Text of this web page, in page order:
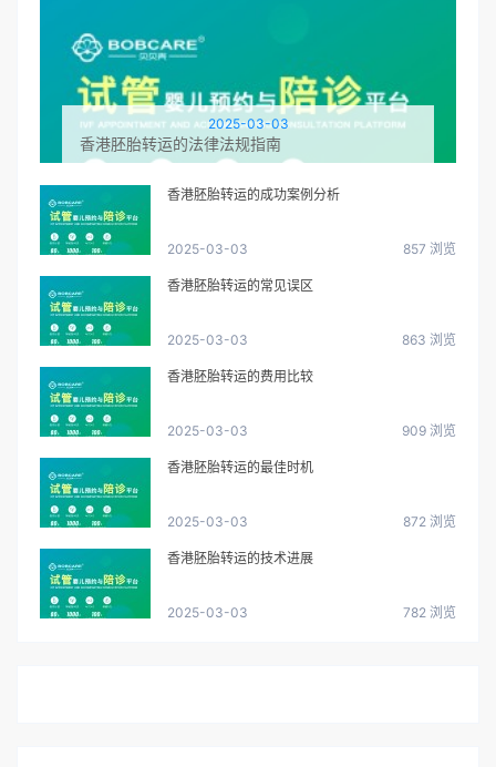
2025-03-03
香港胚胎转运的法律法规指南
香港胚胎转运的成功案例分析
2025-03-03 857 浏览
香港胚胎转运的常见误区
2025-03-03 863 浏览
香港胚胎转运的费用比较
2025-03-03 909 浏览
香港胚胎转运的最佳时机
2025-03-03 872 浏览
香港胚胎转运的技术进展
2025-03-03 782 浏览